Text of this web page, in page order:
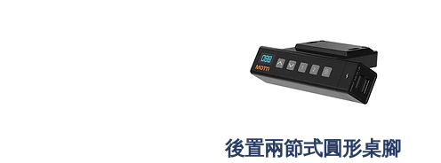
後置兩節式圓形桌腳